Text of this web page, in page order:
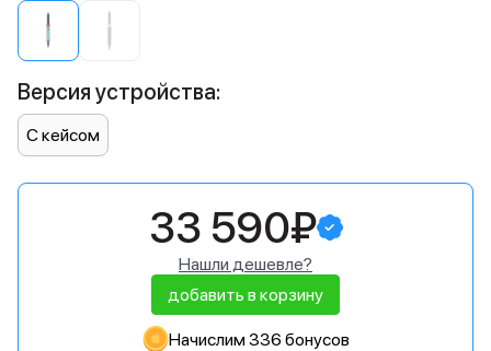
Версия устройства:
С кейсом
33 590₽
Нашли дешевле?
добавить в корзину
Начислим 336 бонусов